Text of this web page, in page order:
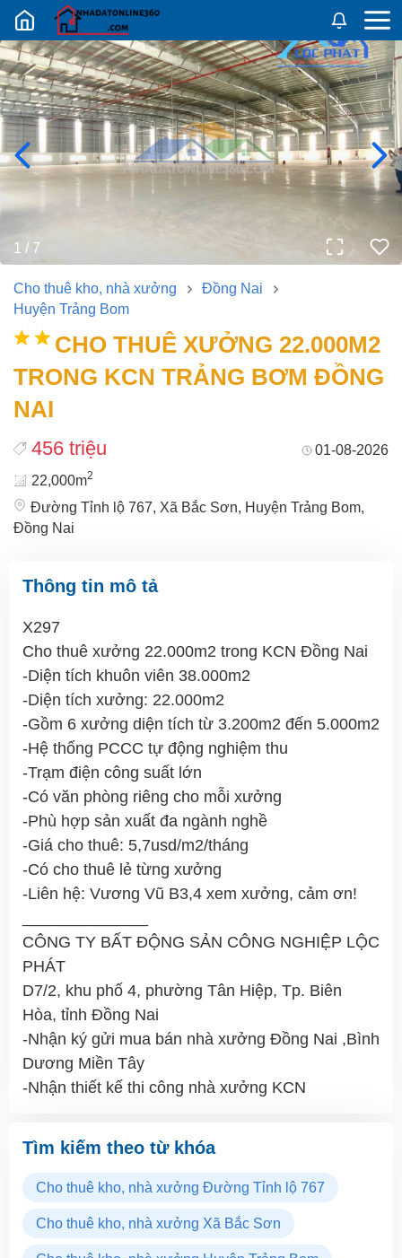
Nhadatban24h.vn
1 / 7
Cho thuê kho, nhà xưởng
Đồng Nai
Huyện Trảng Bom
CHO THUÊ XƯỞNG 22.000M2
TRONG KCN TRẢNG BƠM ĐỒNG
NAI
456 triệu
01-08-2026
22,000m2
Đường Tỉnh lộ 767, Xã Bắc Sơn, Huyện Trảng Bom,
Đồng Nai
Thông tin mô tả
X297
Cho thuê xưởng 22.000m2 trong KCN Đồng Nai
-Diện tích khuôn viên 38.000m2
-Diện tích xưởng: 22.000m2
-Gồm 6 xưởng diện tích từ 3.200m2 đến 5.000m2
-Hệ thống PCCC tự động nghiệm thu
-Trạm điện công suất lớn
-Có văn phòng riêng cho mỗi xưởng
-Phù hợp sản xuất đa ngành nghề
-Giá cho thuê: 5,7usd/m2/tháng
-Có cho thuê lẻ từng xưởng
-Liên hệ: Vương Vũ B3,4 xem xưởng, cảm ơn!
CÔNG TY BẤT ĐỘNG SẢN CÔNG NGHIỆP LỘC
PHÁT
D7/2, khu phố 4, phường Tân Hiệp, Tp. Biên
Hòa, tỉnh Đồng Nai
-Nhận ký gửi mua bán nhà xưởng Đồng Nai ,Bình
Dương Miền Tây
-Nhận thiết kế thi công nhà xưởng KCN
Tìm kiếm theo từ khóa
Cho thuê kho, nhà xưởng Đường Tỉnh lộ 767
Cho thuê kho, nhà xưởng Xã Bắc Sơn